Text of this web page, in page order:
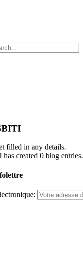
filled in any details.
created 0 blog entries.